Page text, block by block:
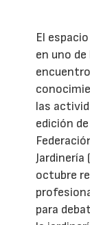
El
en uno
las
edición
Jardinería
octubre
para